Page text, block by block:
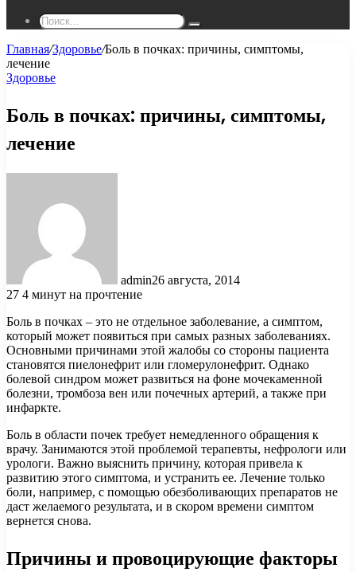
Поиск...
Главная/Здоровье/Боль в почках: причины, симптомы,
лечение
Здоровье
Боль в почках: причины, симптомы,
лечение
admin26 августа, 2014
27 4 минут на прочтение
Боль в почках – это не отдельное заболевание, а симптом,
который может появиться при самых разных заболеваниях.
Основными причинами этой жалобы со стороны пациента
становятся пиелонефрит или гломерулонефрит. Однако
болевой синдром может развиться на фоне мочекаменной
болезни, тромбоза вен или почечных артерий, а также при
инфаркте.
Боль в области почек требует немедленного обращения к
врачу. Занимаются этой проблемой терапевты, нефрологи или
урологи. Важно выяснить причину, которая привела к
развитию этого симптома, и устранить ее. Лечение только
боли, например, с помощью обезболивающих препаратов не
даст желаемого результата, и в скором времени симптом
вернется снова.
Причины и провоцирующие факторы